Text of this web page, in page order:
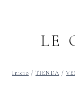
LE
Inicio / TIENDA /